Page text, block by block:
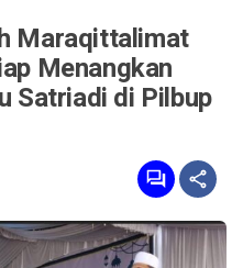
Maraqittalimat
Menangkan
Satriadi di Pilbup